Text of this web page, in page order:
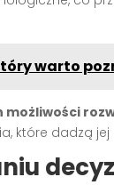
warto
które dadzą